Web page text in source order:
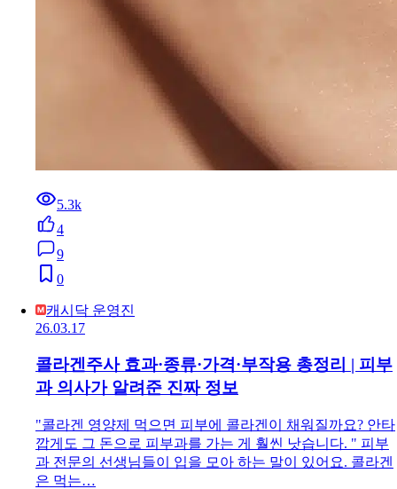
5.3k
4
9
0
캐시닥 운영진
26.03.17
콜라겐주사 효과·종류·가격·부작용 총정리 | 피부
과 의사가 알려준 진짜 정보
"콜라겐 영양제 먹으면 피부에 콜라겐이 채워질까요? 안타
깝게도 그 돈으로 피부과를 가는 게 훨씬 낫습니다. " 피부
과 전문의 선생님들이 입을 모아 하는 말이 있어요. 콜라겐
은 먹는…